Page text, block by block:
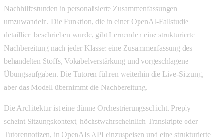
Nachhilfestunden in personalisierte Zusammenfassungen
umzuwandeln. Die Funktion, die in einer OpenAI-Fallstudie
detailliert beschrieben wurde, gibt Lernenden eine strukturierte
Nachbereitung nach jeder Klasse: eine Zusammenfassung des
behandelten Stoffs, Vokabelverstärkung und vorgeschlagene
Übungsaufgaben. Die Tutoren führen weiterhin die Live-Sitzung,
aber das Modell übernimmt die Nachbereitung.
Die Architektur ist eine dünne Orchestrierungsschicht. Preply
scheint Sitzungskontext, höchstwahrscheinlich Transkripte oder
Tutorennotizen, in OpenAIs API einzuspeisen und eine strukturierte